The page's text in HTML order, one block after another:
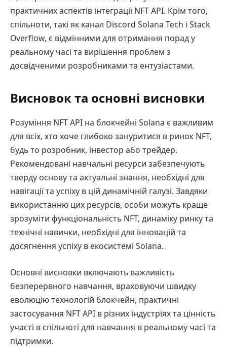
практичних аспектів інтеграції NFT API. Крім того,
спільноти, такі як канал Discord Solana Tech і Stack
Overflow, є відмінними для отримання порад у
реальному часі та вирішення проблем з
досвідченими розробниками та ентузіастами.
Висновок та основні висновки
Розуміння NFT API на блокчейні Solana є важливим
для всіх, хто хоче глибоко зануритися в ринок NFT,
будь то розробник, інвестор або трейдер.
Рекомендовані навчальні ресурси забезпечують
тверду основу та актуальні знання, необхідні для
навігації та успіху в цій динамічній галузі. Завдяки
використанню цих ресурсів, особи можуть краще
зрозуміти функціональність NFT, динаміку ринку та
технічні навички, необхідні для інновацій та
досягнення успіху в екосистемі Solana.
Основні висновки включають важливість
безперервного навчання, враховуючи швидку
еволюцію технологій блокчейн, практичні
застосування NFT API в різних індустріях та цінність
участі в спільноті для навчання в реальному часі та
підтримки.